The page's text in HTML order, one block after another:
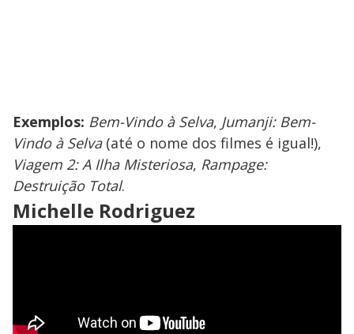
Exemplos: Bem-Vindo à Selva, Jumanji: Bem-
Vindo à Selva(até o nome dos filmes é igual!),
Viagem 2: A Ilha Misteriosa, Rampage:
Destruição Total.
Michelle Rodriguez